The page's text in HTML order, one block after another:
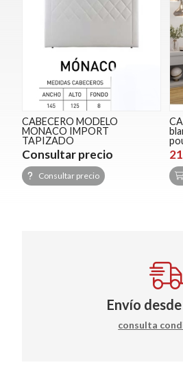
CABECERO MODELO
MONACO IMPORT
TAPIZADO
Consultar precio
Consultar precio
Envío desde
consulta